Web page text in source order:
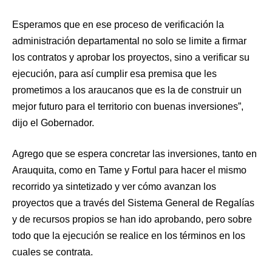
Esperamos que en ese proceso de verificación la
administración departamental no solo se limite a firmar
los contratos y aprobar los proyectos, sino a verificar su
ejecución, para así cumplir esa premisa que les
prometimos a los araucanos que es la de construir un
mejor futuro para el territorio con buenas inversiones”,
dijo el Gobernador.
Agrego que se espera concretar las inversiones, tanto en
Arauquita, como en Tame y Fortul para hacer el mismo
recorrido ya sintetizado y ver cómo avanzan los
proyectos que a través del Sistema General de Regalías
y de recursos propios se han ido aprobando, pero sobre
todo que la ejecución se realice en los términos en los
cuales se contrata.